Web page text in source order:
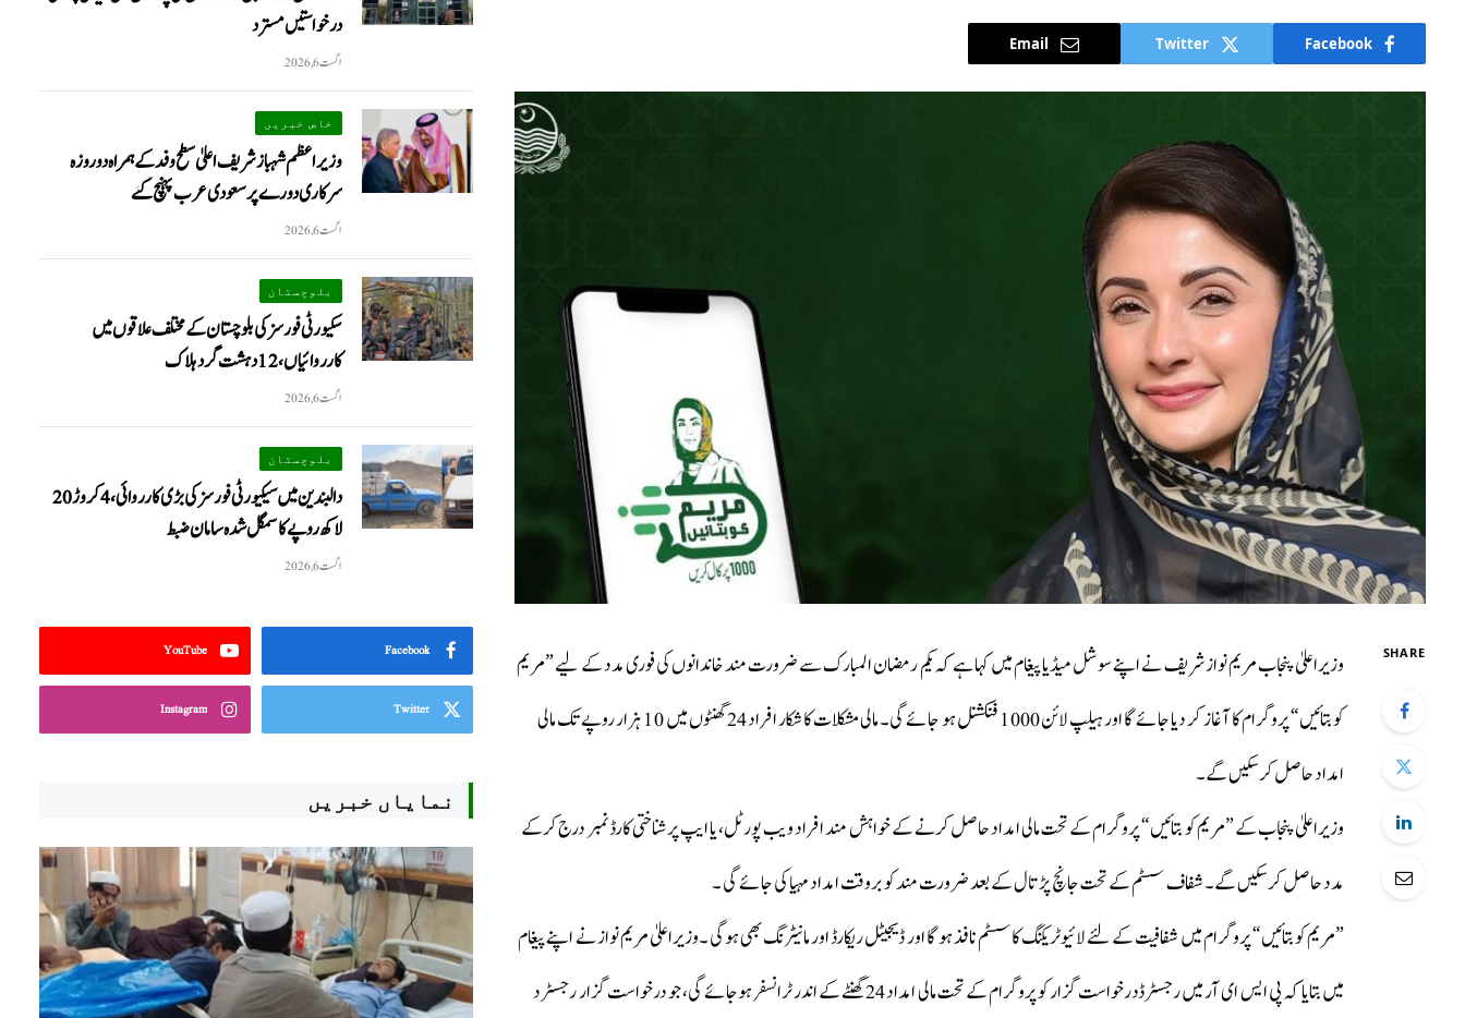
Facebook
Twitter
Email
SHARE
وزیراعلیٰ پنجاب مریم نواز شریف نے اپنے سوشل میڈیا پیغام میں کہا ہے کہ یکم رمضان المبارک سے ضرورت مند خاندانوں کی فوری مدد کے لیے ”مریم
کو بتائیں“ پروگرام کا آغاز کر دیا جائے گا اور ہیلپ لائن 1000 فنکشنل ہو جائے گی۔ مالی مشکلات کا شکار افراد 24 گھنٹوں میں 10 ہزار روپے تک مالی
امداد حاصل کرسکیں گے۔
وزیراعلیٰ پنجاب کے ”مریم کو بتائیں“ پروگرام کے تحت مالی امداد حاصل کرنے کے خواہش مند افراد ویب پورٹل، یا ایپ پر شناختی کارڈ نمبر درج کرکے
مدد حاصل کرسکیں گے۔ شفاف سسٹم کے تحت جانچ پڑتال کے بعد ضرورت مند کو بروقت امداد مہیا کی جائے گی ۔
”مریم کو بتائیں“ پروگرام میں شفافیت کے لئے لائیوٹریکنگ کا سسٹم نافذ ہو گا اور ڈیجیٹل ریکارڈ اور مانیٹرنگ بھی ہوگی ۔وزیراعلیٰ مریم نواز نے اپنے پیغام
میں بتایا کہ پی ایس ای آر میں رجسٹرڈدرخواست گزار کو پروگرام کے تحت مالی امداد 24گھنٹے کے اندر ٹرانسفر ہوجائے گی، جو درخواست گزار رجسٹرد
درخواستیں مسترد
اگست 6, 2026
خاص خبریں
وزیراعظم شہبازشریف اعلیٰ سطح وفد کے ہمراہ دو روزه
سرکاری دورے پر سعودی عرب پہنچ گئے
اگست 6, 2026
بلوچستان
سکیورٹی فورسز کی بلوچستان کے مختلف علاقوں میں
کارروائیاں ، 12 دہشت گرد ہلاک
اگست 6, 2026
بلوچستان
دالبندین میں سیکیورٹی فورسز کی بڑی کارروائی، 4 کروڑ 20
لاکھ روپے کا سمگل شدہ سامان ضبط
اگست 6, 2026
Facebook
YouTube
Twitter
Instagram
نمایاں خبریں